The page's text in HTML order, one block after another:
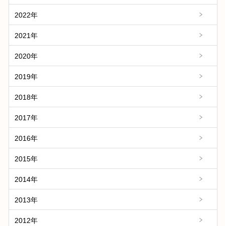
2022年
2021年
2020年
2019年
2018年
2017年
2016年
2015年
2014年
2013年
2012年